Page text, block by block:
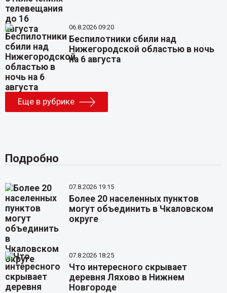
06.8.2026 09:20
Беспилотники сбили над
Нижегородской областью в ночь
на 6 августа
Еще в рубрике
Подробно
07.8.2026 19:15
Более 20 населенных пунктов
могут объединить в Чкаловском
округе
07.8.2026 18:25
Что интересного скрывает
деревня Ляхово в Нижнем
Новгороде